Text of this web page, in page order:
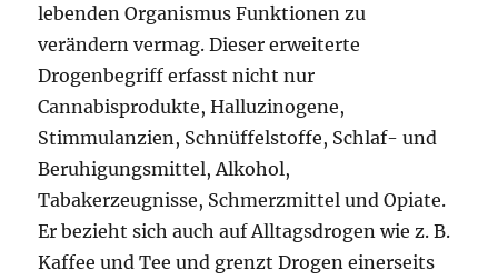
lebenden Organismus Funktionen zu
verändern vermag. Dieser erweiterte
Drogenbegriff erfasst nicht nur
Cannabisprodukte, Halluzinogene,
Stimmulanzien, Schnüffelstoffe, Schlaf- und
Beruhigungsmittel, Alkohol,
Tabakerzeugnisse, Schmerzmittel und Opiate.
Er bezieht sich auch auf Alltagsdrogen wie z. B.
Kaffee und Tee und grenzt Drogen einerseits